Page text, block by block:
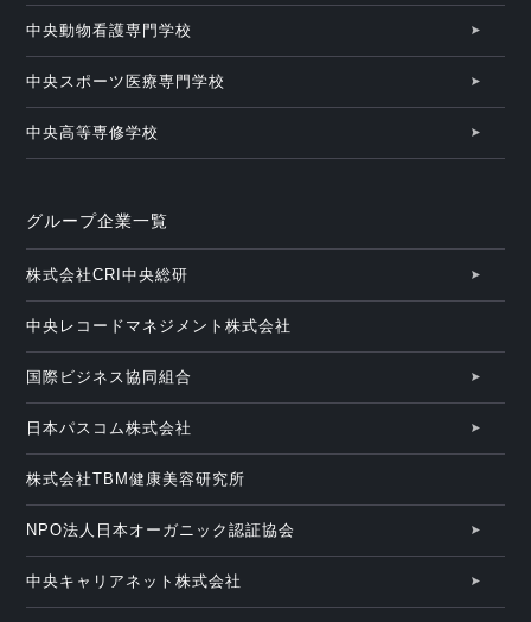
中央動物看護専門学校
中央スポーツ医療専門学校
中央高等専修学校
グループ企業一覧
株式会社CRI中央総研
中央レコードマネジメント株式会社
国際ビジネス協同組合
日本パスコム株式会社
株式会社TBM健康美容研究所
NPO法人日本オーガニック認証協会
中央キャリアネット株式会社